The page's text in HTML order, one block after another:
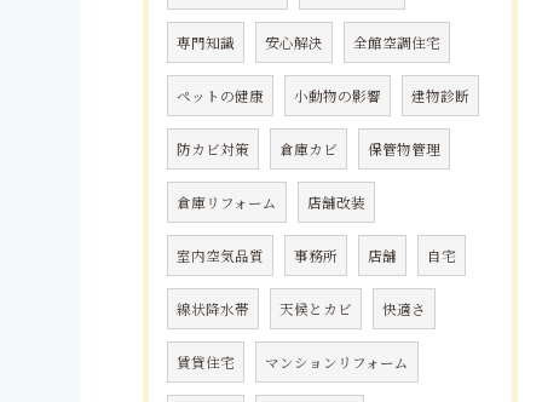
専門知識 安心解決 全館空調住宅
ペットの健康 小動物の影響 建物診断
防カビ対策 倉庫カビ 保管物管理
倉庫リフォーム 店舗改装
室内空気品質 事務所 店舗 自宅
線状降水帯 天候とカビ 快適さ
賃貸住宅 マンションリフォーム